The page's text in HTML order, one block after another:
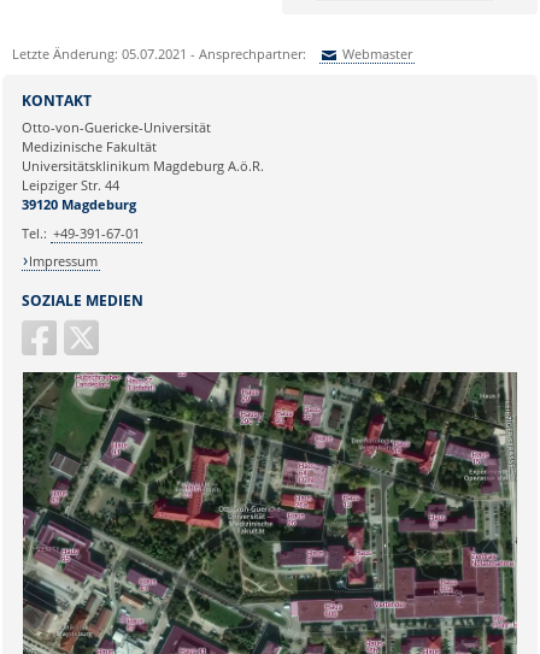
Letzte Änderung: 05.07.2021 - Ansprechpartner: Webmaster
Ihre E-Mailadresse:
Ihr Anliegen:
SOZIALE MEDIEN
KONTAKT
Otto-von-Guericke-Universität
Medizinische Fakultät
Universitätsklinikum Magdeburg A.ö.R.
Leipziger Str. 44
39120 Magdeburg
Tel.: +49-391-67-01
Impressum